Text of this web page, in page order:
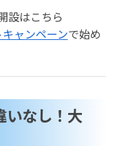
設はこちら
ャンペーンで始め
いなし！大